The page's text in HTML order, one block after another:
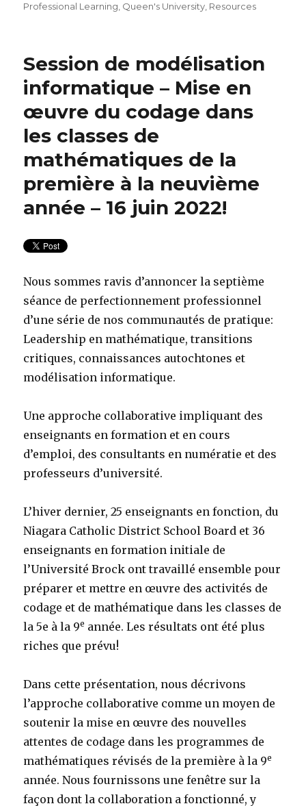
Professional Learning Queen's University Resources
Session de modélisation
informatique – Mise en
œuvre du codage dans
les classes de
mathématiques de la
première à la neuvième
année – 16 juin 2022!
Nous sommes ravis d’annoncer la septième
séance de perfectionnement professionnel
d’une série de nos communautés de pratique:
Leadership en mathématique, transitions
critiques, connaissances autochtones et
modélisation informatique.
Une approche collaborative impliquant des
enseignants en formation et en cours
d’emploi, des consultants en numératie et des
professeurs d’université.
L’hiver dernier, 25 enseignants en fonction, du
Niagara Catholic District School Board et 36
enseignants en formation initiale de
l’Université Brock ont travaillé ensemble pour
préparer et mettre en œuvre des activités de
codage et de mathématique dans les classes de
la 5e à la 9e année. Les résultats ont été plus
riches que prévu!
Dans cette présentation, nous décrivons
l’approche collaborative comme un moyen de
soutenir la mise en œuvre des nouvelles
attentes de codage dans les programmes de
mathématiques révisés de la première à la 9e
année. Nous fournissons une fenêtre sur la
façon dont la collaboration a fonctionné, y